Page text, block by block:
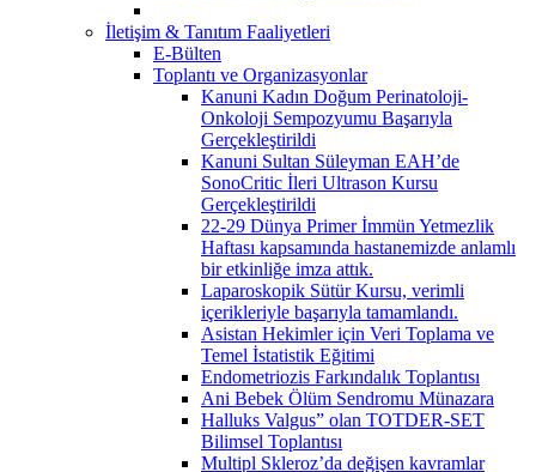
İletişim & Tanıtım Faaliyetleri
E-Bülten
Toplantı ve Organizasyonlar
Kanuni Kadın Doğum Perinatoloji-
Onkoloji Sempozyumu Başarıyla
Gerçekleştirildi
Kanuni Sultan Süleyman EAH’de
SonoCritic İleri Ultrason Kursu
Gerçekleştirildi
22-29 Dünya Primer İmmün Yetmezlik
Haftası kapsamında hastanemizde anlamlı
bir etkinliğe imza attık.
Laparoskopik Sütür Kursu, verimli
içerikleriyle başarıyla tamamlandı.
Asistan Hekimler için Veri Toplama ve
Temel İstatistik Eğitimi
Endometriozis Farkındalık Toplantısı
Ani Bebek Ölüm Sendromu Münazara
Halluks Valgus” olan TOTDER-SET
Bilimsel Toplantısı
Multipl Skleroz’da değişen kavramlar